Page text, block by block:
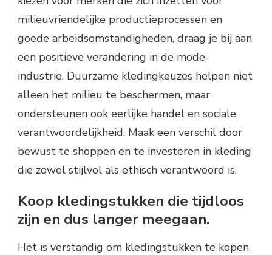
milieuvriendelijke productieprocessen en
goede arbeidsomstandigheden, draag je bij aan
een positieve verandering in de mode-
industrie. Duurzame kledingkeuzes helpen niet
alleen het milieu te beschermen, maar
ondersteunen ook eerlijke handel en sociale
verantwoordelijkheid. Maak een verschil door
bewust te shoppen en te investeren in kleding
die zowel stijlvol als ethisch verantwoord is.
Koop kledingstukken die tijdloos
zijn en dus langer meegaan.
Het is verstandig om kledingstukken te kopen